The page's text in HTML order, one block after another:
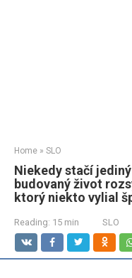
Home » SLO
Niekedy stačí
budovaný život
ktorý niekto vylial
Reading: 15 min SLO